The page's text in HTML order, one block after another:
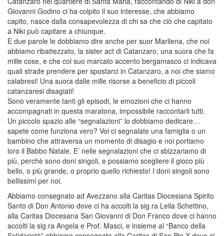
Giovanni Godino ci ha colpito il suo interesse, che abbiamo
capito, nasce dalla consapevolezza di chi sa che ciò che capitato
a Niki può capitare a chiunque.
E due parole le dobbiamo dire anche per suor Marilena, che noi
abbiamo ribattezzato, la sister act di Catanzaro, una suora che fa
mille cose, e che col suo marcato accento bergamasco ci indicava
quali strade prendere per spostarci in Catanzaro, a noi che siamo
calabresi! Una suora dalle mille risorse a beneficio di piccoli
catanzaresi disagiati!
Sono veramente tanti gli episodi, le emozioni che ci hanno
accompagnati in questa maratona, impossibile raccontarli tutti.
Un piccolo spazio alle “segnalazioni” lo dobbiamo dedicare…
sapete come funziona vero? Voi ci segnalate una famiglia o un
bambino che attraversa un momento di disagio e noi portiamo
loro il Babbo Natale. E’ nelle segnalazioni che ci sbizzariamo di
più, perchè sono doni singoli, e possiamo scegliere il gioco più
bello, o più grande, o proprio quello richiesto! I doni singoli sono
bellissimi per noi.
Abbiamo consegnato ad Avezzano alla Caritas Diocesiana Spirito
Santo di Don Antonio dove ci ha accolti la sig.ra Leila Schettino,
alla Caritas Diocesana San Giovanni di Don Franco dove ci hanno
accolti la sig.ra Angela e Prof. Masci, e insieme al “Banco della